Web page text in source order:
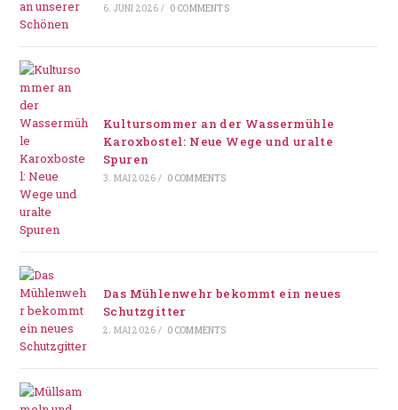
6. JUNI 2026 / 0 COMMENTS
Kultursommer an der Wassermühle
Karoxbostel: Neue Wege und uralte
Spuren
3. MAI 2026 / 0 COMMENTS
Das Mühlenwehr bekommt ein neues
Schutzgitter
2. MAI 2026 / 0 COMMENTS